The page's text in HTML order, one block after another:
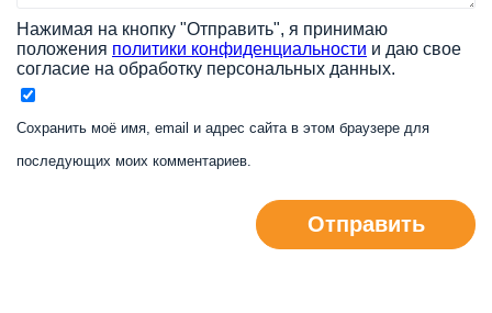
Нажимая на кнопку "Отправить", я принимаю
положения политики конфиденциальности и даю свое
согласие на обработку персональных данных.
Сохранить моё имя, email и адрес сайта в этом браузере для
последующих моих комментариев.
Отправить